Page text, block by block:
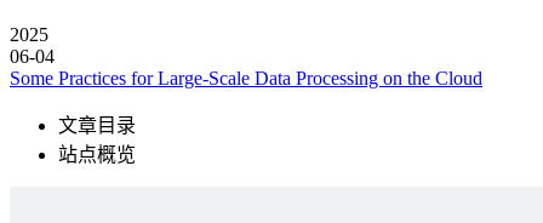
2025
06-04
Some Practices for Large-Scale Data Processing on the Cloud
文章目录
站点概览